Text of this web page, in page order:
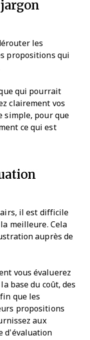
les
propositions qui
qui pourrait
clairement vos
simple, pour que
ce qui est
il est difficile
meilleure. Cela
auprès de
vous évaluerez
base du coût, des
que les
propositions
aux
d’évaluation